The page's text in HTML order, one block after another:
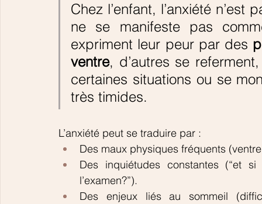
Chez l’enfant, l’anxiété
ne se manifeste pas
expriment leur peur par des
ventre, d’autres se
certaines situations ou se
très timides.
L’anxiété peut se traduire par :
Des maux physiques fréquents
Des inquiétudes constantes (“et
l’examen?”).
Des enjeux liés au sommeil